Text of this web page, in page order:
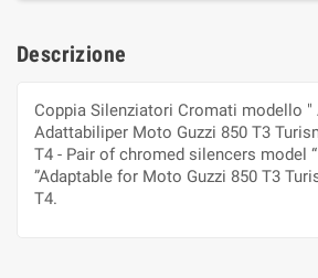
Descrizione
Coppia Silenziatori Cromati modello "
Adattabiliper Moto Guzzi 850 T3
T4 - Pair of chromed silencers model “
”Adaptable for Moto Guzzi 850 T3
T4.